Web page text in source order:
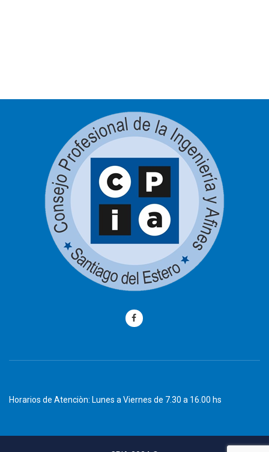
Horarios de Atenciòn: Lunes a Viernes de 7.30 a 16.00 hs